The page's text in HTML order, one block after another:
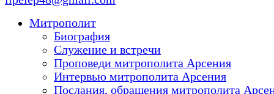
Митрополит
Биография
Служение и встречи
Проповеди митрополита Арсения
Интервью митрополита Арсения
Послания, обращения митрополита